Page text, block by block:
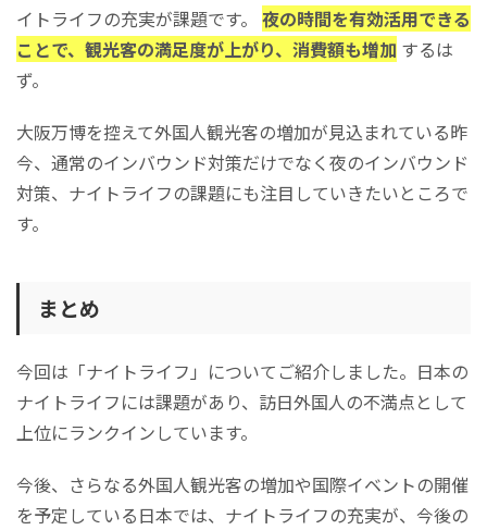
イトライフの充実が課題です。 夜の時間を有効活用できる
ことで、観光客の満足度が上がり、消費額も増加 するは
ず。
大阪万博を控えて外国人観光客の増加が見込まれている昨
今、通常のインバウンド対策だけでなく夜のインバウンド
対策、ナイトライフの課題にも注目していきたいところで
す。
まとめ
今回は「ナイトライフ」についてご紹介しました。日本の
ナイトライフには課題があり、訪日外国人の不満点として
上位にランクインしています。
今後、さらなる外国人観光客の増加や国際イベントの開催
を予定している日本では、ナイトライフの充実が、今後の